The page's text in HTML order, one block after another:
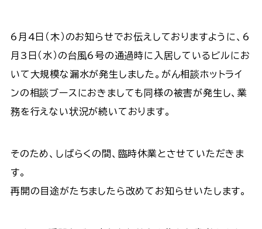
6月4日（木）のお知らせでお伝えしておりますように、6
月3日（水）の台風6号の通過時に入居しているビルにお
いて大規模な漏水が発生しました。がん相談ホットライ
ンの相談ブースにおきましても同様の被害が発生し、業
務を行えない状況が続いております。
そのため、しばらくの間、臨時休業とさせていただきま
す。
再開の目途がたちましたら改めてお知らせいたします。